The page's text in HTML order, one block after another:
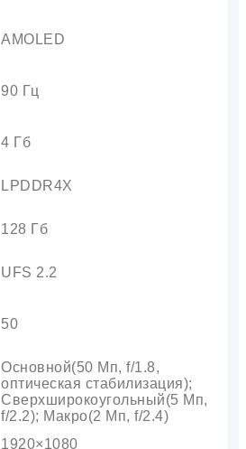
AMOLED
90 Гц
4 Гб
LPDDR4X
128 Гб
UFS 2.2
50
Основной(50 Мп, f/1.8,
оптическая стабилизация);
Сверхширокоугольный(5 Мп,
f/2.2); Макро(2 Мп, f/2.4)
1920×1080